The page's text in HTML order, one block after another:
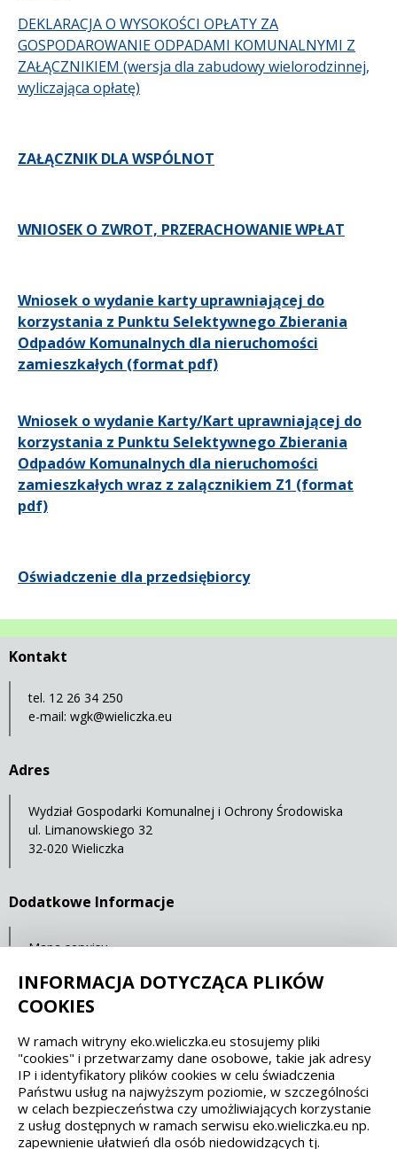
DEKLARACJA O WYSOKOŚCI OPŁATY ZA
GOSPODAROWANIE ODPADAMI KOMUNALNYMI Z
ZAŁĄCZNIKIEM (wersja dla zabudowy wielorodzinnej,
wyliczająca opłatę)​
ZAŁĄCZNIK DLA WSPÓLNOT
WNIOSEK O ZWROT, PRZERACHOWANIE WPŁAT
Wniosek o wydanie karty uprawniającej do
korzystania z Punktu Selektywnego Zbierania
Odpadów Komunalnych dla nieruchomości
zamieszkałych (format pdf)
Wniosek o wydanie Karty/Kart uprawniającej do
korzystania z Punktu Selektywnego Zbierania
Odpadów Komunalnych dla nieruchomości
zamieszkałych wraz z zalącznikiem Z1 (format
pdf)
Oświadczenie dla przedsiębiorcy
Kontakt
tel. 12 26 34 250
e-mail: wgk@wieliczka.eu
Adres
Wydział Gospodarki Komunalnej i Ochrony Środowiska
ul. Limanowskiego 32
32-020 Wieliczka
Dodatkowe Informacje
Mapa serwisu
Statystyki oglądalności
Spełniamy standardy dostępności oraz W3C
WCAG 2.1 SECTION 508 EAA/EN 301549
IS 5568
INFORMACJA DOTYCZĄCA PLIKÓW
COOKIES
W ramach witryny eko.wieliczka.eu stosujemy pliki
"cookies" i przetwarzamy dane osobowe, takie jak adresy
IP i identyfikatory plików cookies w celu świadczenia
Państwu usług na najwyższym poziomie, w szczególności
w celach bezpieczeństwa czy umożliwiających korzystanie
z usług dostępnych w ramach serwisu eko.wieliczka.eu np.
zapewnienie ułatwień dla osób niedowidzących tj.